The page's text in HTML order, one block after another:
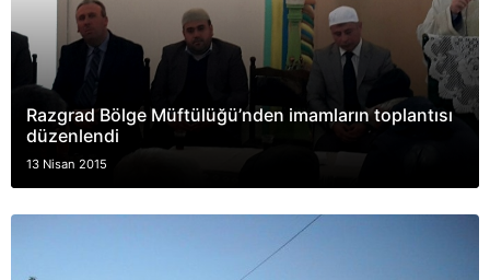
Razgrad Bölge Müftülüğü’nden imamların toplantısı
düzenlendi
13 Nisan 2015